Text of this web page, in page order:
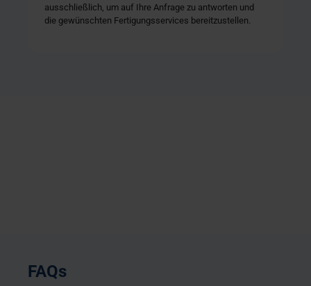
ausschließlich, um auf Ihre Anfrage zu antworten und
die gewünschten Fertigungsservices bereitzustellen.
FAQs